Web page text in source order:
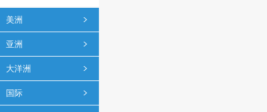
美洲
亚洲
大洋洲
国际